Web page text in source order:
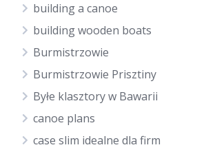
building a canoe
building wooden boats
Burmistrzowie
Burmistrzowie Prisztiny
Byłe klasztory w Bawarii
canoe plans
case slim idealne dla firm